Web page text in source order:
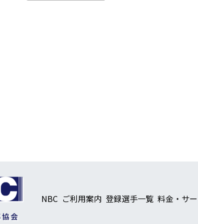
NBC ご利用案内 登録選手一覧 料金・サ